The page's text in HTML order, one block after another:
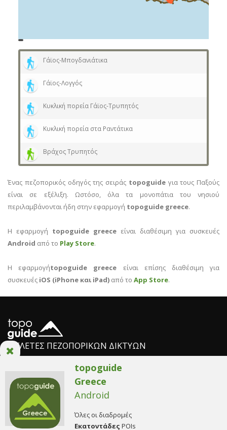
Γάϊος-Μπογδανιάτικα
Γάϊος-Λογγός
Κυκλική πορεία Γάϊος-Τρυπητός
Κυκλική πορεία στα Ραντάτικα
Βράχος Τρυπητός
Ένας πεζοπορικός οδηγός της σειράς topoguideγια τους Παξούς
είναι σε εξέλιξη. Ωστόσο, όλα τα μονοπάτια του νησιού
περιλαμβάνονται ήδη στην εφαρμογή topoguide greece.
Η εφαρμογή topoguide greece είναι διαθέσιμη για συσκευές
Android από το Play Store.
Η εφαρμογήtopoguide greece είναι επίσης διαθέσιμη για
συσκευές iOS (iPhone και iPad) από το App Store.
topoguide
Greece
Android
Όλες οι διαδρομές
ΕκατοντάδεςPOIs
ΜΕΛΕΤΕΣ ΠΕΖΟΠΟΡΙΚΩΝ ΔΙΚΤΥΩΝ
Η ομάδα AnaDigit
Cookies
© Copyright 2014. All Rights Reserved.